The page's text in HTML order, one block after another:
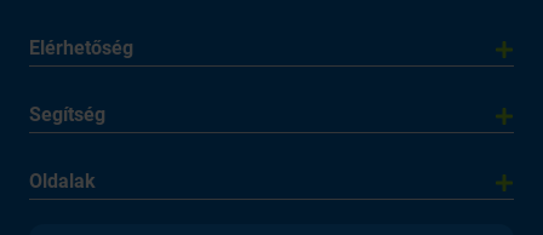
Elérhetőség
Segítség
Oldalak